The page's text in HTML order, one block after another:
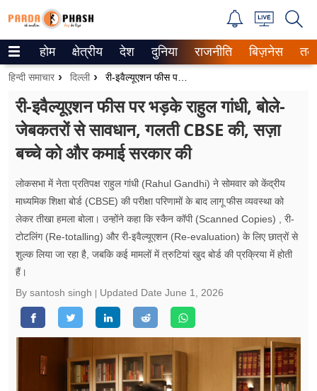
Trending on Google News
ePaper
वेब स्टोरीज
उत्तर प्रदेश
गैलरी
वीडियो
रिलेशनशिप
जीवन मंत्रा
फूड
होम क्षेत्रीय देश दुनिया राजनीति बिज़नेस
हिन्दी समाचार दिल्ली
री-इवैल्यूएशन फीस पर भड़के राहुल गांधी, बोले-
जेबकतरों से सावधान, गलती CBSE की, सज़ा
बच्चे को और कमाई सरकार की
लोकसभा में नेता प्रतिपक्ष राहुल गांधी (Rahul Gandhi) ने सोमवार को केंद्रीय
माध्यमिक शिक्षा बोर्ड (CBSE) की परीक्षा परिणामों के बाद लागू फीस व्यवस्था को
लेकर तीखा हमला बोला। उन्होंने कहा कि स्कैन कॉपी (Scanned Copies) , री-
टोटलिंग (Re-totalling) और री-इवैल्यूएशन (Re-evaluation) के लिए छात्रों से
शुल्क लिया जा रहा है, जबकि कई मामलों में त्रुटियां खुद बोर्ड की प्रक्रिया में होती
हैं।
By santosh singh
Updated Date June 1, 2026